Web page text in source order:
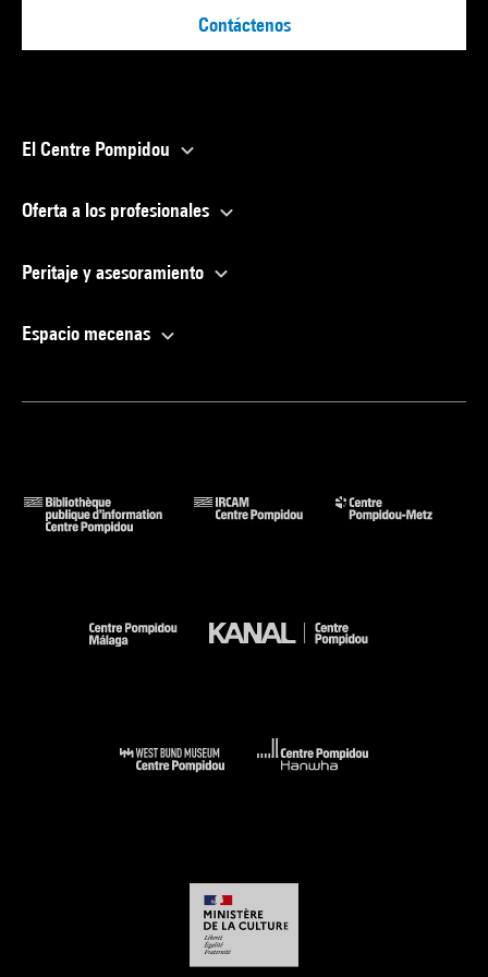
Contáctenos
El Centre Pompidou
Oferta a los profesionales
Peritaje y asesoramiento
Espacio mecenas